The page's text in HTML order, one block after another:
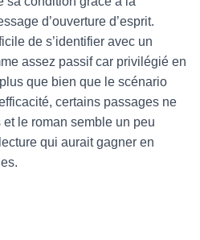
d’ouverture d’esprit.
de s’identifier avec un
assez passif car privilégié en
que bien que le scénario
certains passages ne
le roman semble un peu
qui aurait gagner en